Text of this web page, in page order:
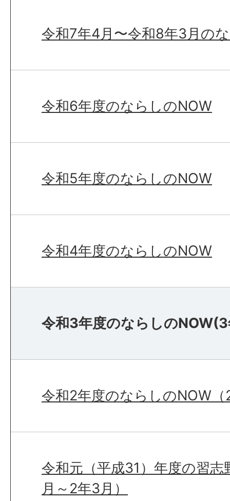
令和7年4月〜令和8年3月の
令和6年度のならしのNOW
令和5年度のならしのNOW
令和4年度のならしのNOW
令和3年度のならしの
令和2年度のならしのNOW
令和元（平成31）年度の習
月～2年3月）